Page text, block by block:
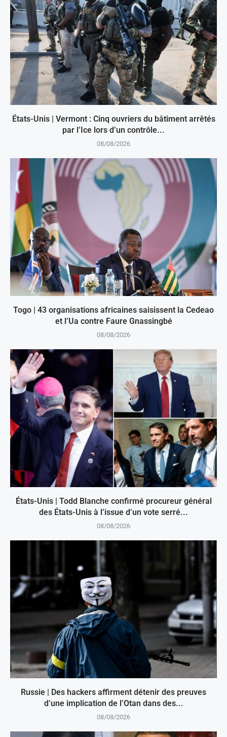
États-Unis | Vermont : Cinq ouvriers du bâtiment arrêtés
par l’Ice lors d’un contrôle...
08/08/2026
Togo | 43 organisations africaines saisissent la Cedeao
et l’Ua contre Faure Gnassingbé
08/08/2026
États-Unis | Todd Blanche confirmé procureur général
des États-Unis à l’issue d’un vote serré...
08/08/2026
Russie | Des hackers affirment détenir des preuves
d’une implication de l’Otan dans des...
08/08/2026